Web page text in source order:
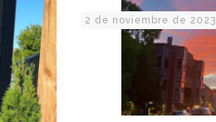
2 de noviembre de 2023